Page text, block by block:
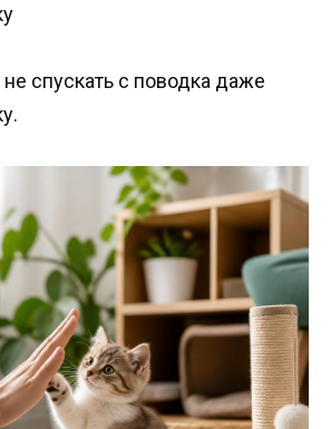
спускать с поводка даже